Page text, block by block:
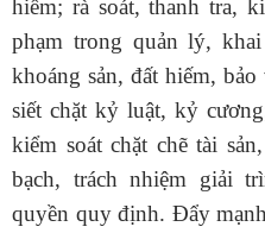
hiếm; rà soát, thanh tra,
phạm trong quản lý,
khoáng sản, đất hiếm,
siết chặt kỷ luật, kỷ
kiểm soát chặt chẽ tài
bạch, trách nhiệm giải
quyền quy định. Đẩy